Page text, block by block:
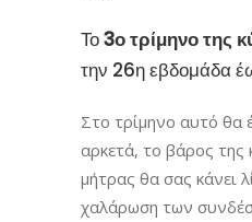
Το3ο τρίμηνο της
την 26η εβδομάδα
Στο τρίμηνο αυτό θα
αρκετά, το βάρος
μήτρας θα σας κάνει
χαλάρωση των